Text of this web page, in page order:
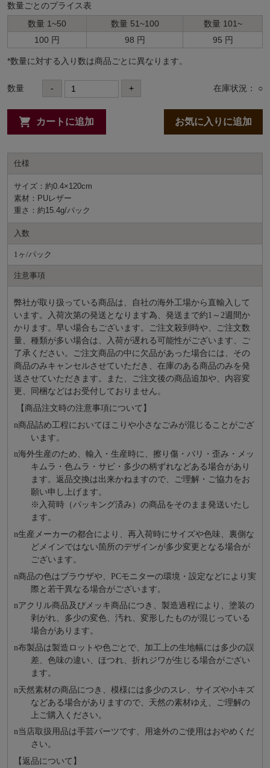
数量ごとのプライス表
数量 1~50
数量 51~100
数量 101~
100 円
98 円 95 円
*数量に対する⼊り数は商品ごとに異なります。
数量 - + 在庫状況： ○
カートに追加 お気に入りに追加
仕様
サイズ：約0.4×120cm
素材：PUレザー
重さ：約15.4g/パック
入数
1ヶ/パック
注意事項
弊社が取り扱っている商品は、自社の海外工場から直輸入して
います。入荷次第の発送となります為、発送まで約1～2週間か
かります。早い場合もございます。ご注文殺到時や、ご注文数
量、種類が多い場合は、入荷が遅れる可能性がございます、ご
了承ください。ご注文商品の中に欠品があった場合には、その
商品のみキャンセルさせていただき、在庫のある商品のみを発
送させていただきます。また、ご注文後の商品追加や、内容変
更、同梱などはお受付しておりません。
【商品注文時の注意事項について】
n商品詰め⼯程においてほこりや⼩さなごみが混じることがござ
います。
n海外⽣産のため、輸⼊・⽣産時に、擦り傷・バリ・歪み・メッ
キムラ・色ムラ・サビ・多少の柄ずれなどある場合があり
ます。返品交換は出来かねますので、ご理解・ご協⼒をお
願い申し上げます。
※⼊荷時（パッキング済み）の商品をそのまま発送いたし
ます。
n⽣産メーカーの都合により、再⼊荷時にサイズや⾊味、裏側な
どメインではない箇所のデザインが多少変更となる場合が
ございます。
n商品の⾊はブラウザや、PCモニターの環境・設定などにより実
際と若⼲異なる場合がございます。
nアクリル商品及びメッキ商品につき、製造過程により、塗装の
剥がれ、多少の変色、汚れ、変形したものが混じっている
場合があります。
n布製品は製造ロットや色ごとで、加工上の生地幅には多少の誤
差、色味の違い、ほつれ、折れジワが生じる場合がござい
ます。
n天然素材の商品につき、模様には多少のスレ、サイズや小キズ
などある場合がありますので、天然の素材ゆえ、ご理解の
上ご購入ください。
n当店取扱用品は⼿芸パーツです、⽤途外のご使⽤はおやめくだ
さい。
【返品について】